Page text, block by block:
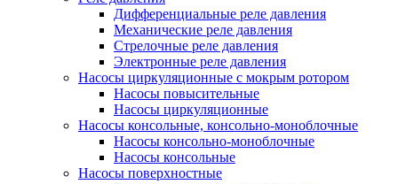
Дифференциальные реле давления
Механические реле давления
Стрелочные реле давления
Электронные реле давления
Насосы циркуляционные с мокрым ротором
Насосы повысительные
Насосы циркуляционные
Насосы консольные, консольно-моноблочные
Насосы консольно-моноблочные
Насосы консольные
Насосы поверхностные